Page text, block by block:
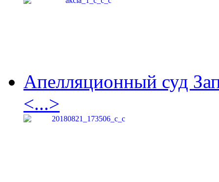
Апелляционный суд
<...>